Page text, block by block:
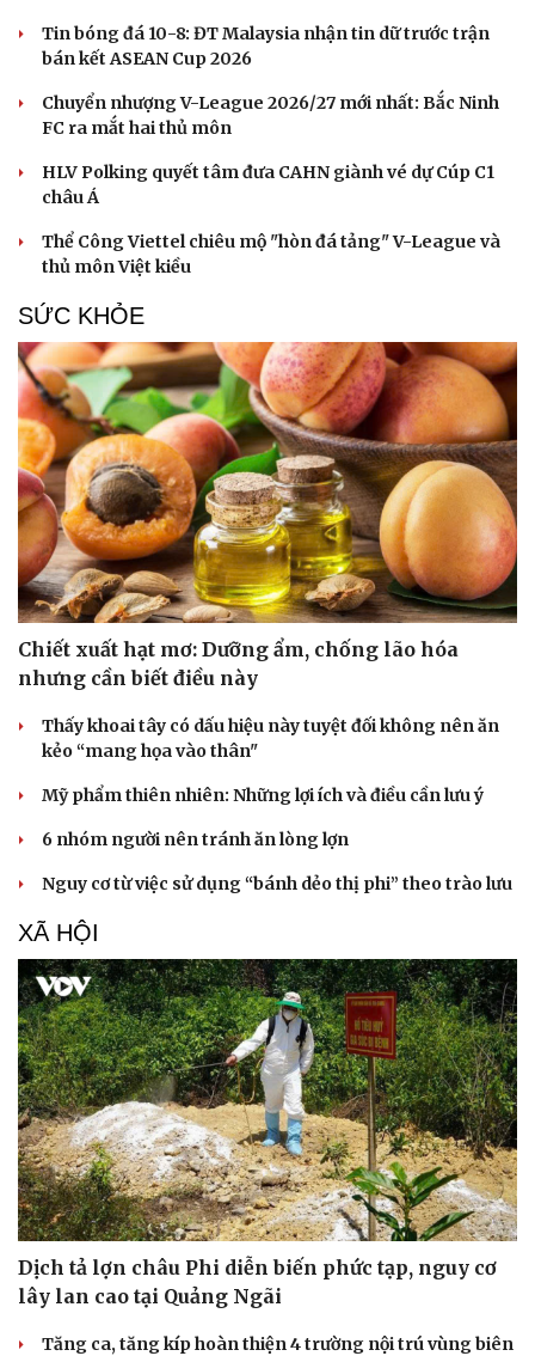
Du lịch
Tư vấn
Săn Tour
check-in
Podcast
Câu chuyện thời sự
Đọc truyện đêm khuya
Cửa sổ tình yêu
Kể chuyện cho bé
Hạt giống tâm hồn
Tin bóng đá 10-8: ĐT Malaysia nhận tin dữ trước trận
bán kết ASEAN Cup 2026
Chuyển nhượng V-League 2026/27 mới nhất: Bắc Ninh
FC ra mắt hai thủ môn
HLV Polking quyết tâm đưa CAHN giành vé dự Cúp C1
châu Á
Thể Công Viettel chiêu mộ "hòn đá tảng" V-League và
thủ môn Việt kiều
SỨC KHỎE
Chiết xuất hạt mơ: Dưỡng ẩm, chống lão hóa
nhưng cần biết điều này
Thấy khoai tây có dấu hiệu này tuyệt đối không nên ăn
kẻo “mang họa vào thân"
Mỹ phẩm thiên nhiên: Những lợi ích và điều cần lưu ý
6 nhóm người nên tránh ăn lòng lợn
Nguy cơ từ việc sử dụng “bánh dẻo thị phi” theo trào lưu
XÃ HỘI
Dịch tả lợn châu Phi diễn biến phức tạp, nguy cơ
lây lan cao tại Quảng Ngãi
Tăng ca, tăng kíp hoàn thiện 4 trường nội trú vùng biên